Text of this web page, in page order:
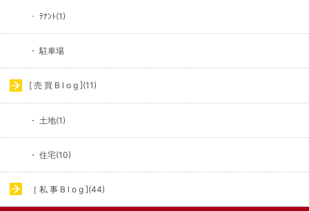
・ ﾃﾅﾝﾄ(1)
・ 駐車場
[ 売 買 B l o g ](11)
・ 土地(1)
・ 住宅(10)
［ 私 事 B l o g ](44)